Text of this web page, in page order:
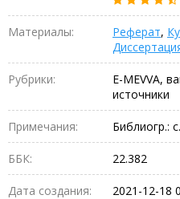
Материалы: Реферат,
Рубрики:
E-MEVVA,
источники
Примечания: Библиогр.:
ББК: 22.382
Дата создания: 2021-12-18